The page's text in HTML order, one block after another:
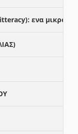
ενα μικρο